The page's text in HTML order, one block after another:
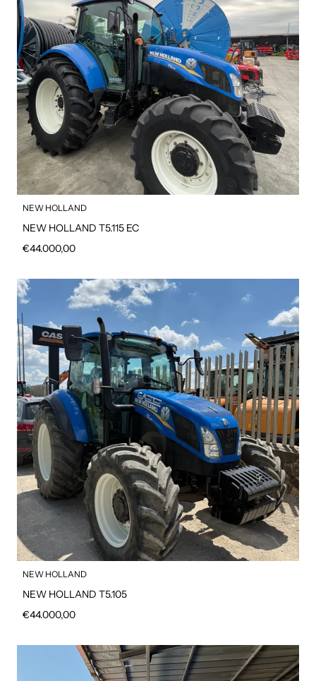
NEW HOLLAND
NEW HOLLAND T5.115 EC
Prezzo regolare
€44.000,00
NEW HOLLAND
NEW HOLLAND T5.105
Prezzo regolare
€44.000,00